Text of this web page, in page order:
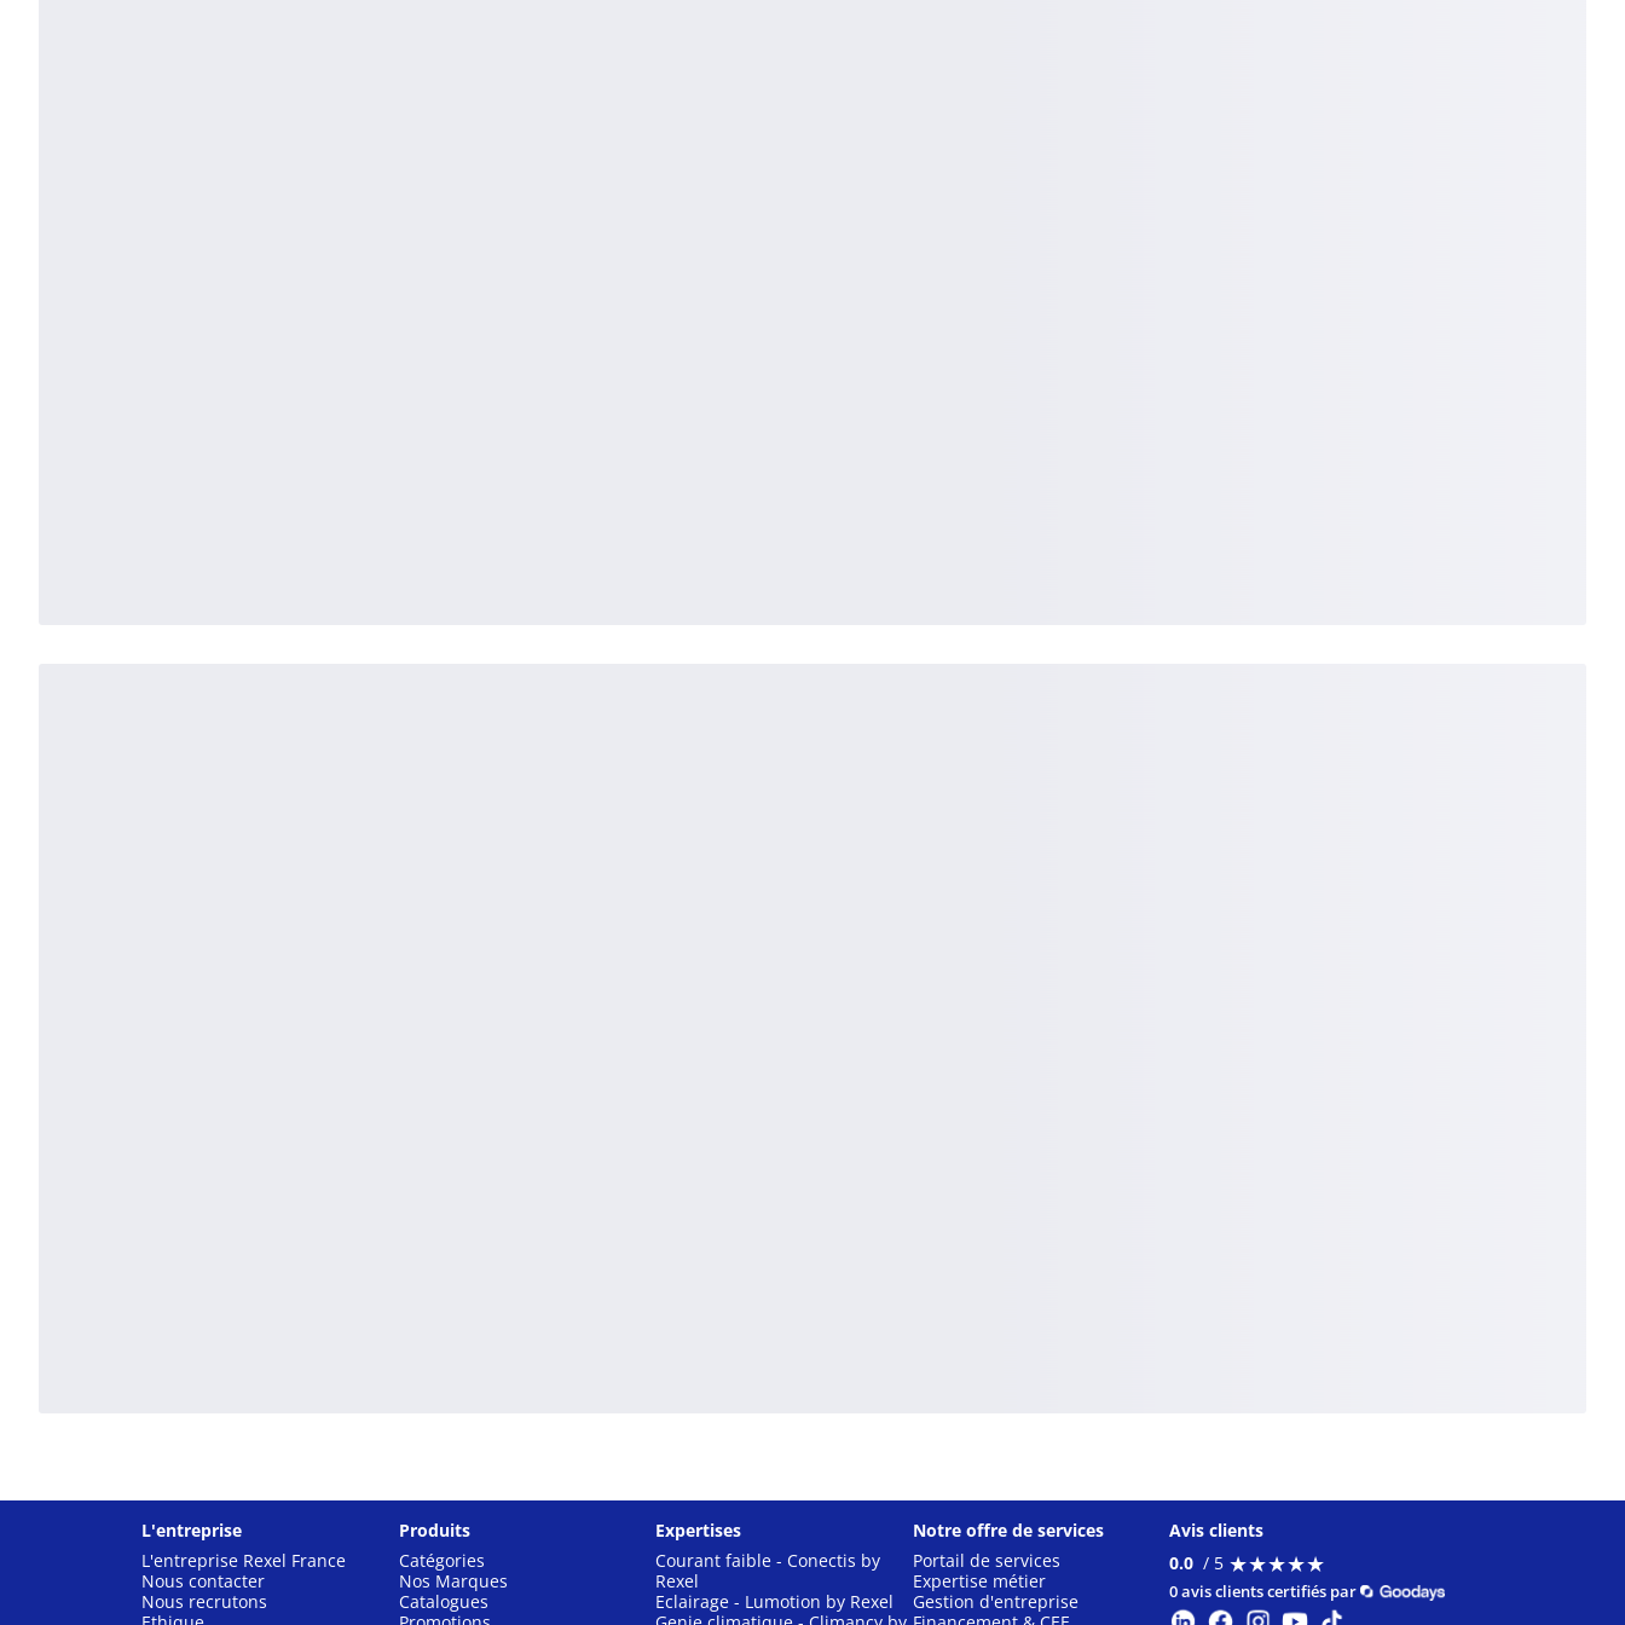
L'entreprise
L'entreprise Rexel France
Nous contacter
Nous recrutons
Produits
Catégories
Nos Marques
Catalogues
Expertises
Courant faible - Conectis by
Rexel
Eclairage - Lumotion by Rexel
Notre offre de services
Portail de services
Expertise métier
Gestion d'entreprise
Avis clients
0.0 / 5 ★★★★★
★★★★★
0 avis clients certifiés par